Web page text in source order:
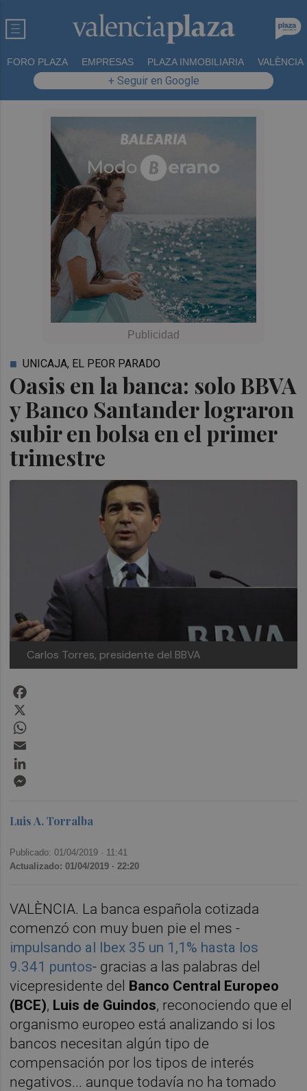
FORO PLAZA EMPRESAS PLAZA INMOBILIARIA VALÈNCIA
+ Seguir en Google
Oasis en la banca: solo BBVA
y Banco Santander lograron
subir en bolsa en el primer
trimestre
UNICAJA, EL PEOR PARADO
Carlos Torres, presidente del BBVA
Luis A. Torralba
Publicado: 01/04/2019 · 11:41
Actualizado: 01/04/2019 · 22:20
VALÈNCIA. La banca española cotizada
comenzó con muy buen pie el mes -
impulsando al Ibex 35 un 1,1% hasta los
9.341 puntos- gracias a las palabras del
vicepresidente del Banco Central Europeo
(BCE), Luis de Guindos, reconociendo que el
organismo europeo está analizando si los
bancos necesitan algún tipo de
compensación por los tipos de interés
negativos... aunque todavía no ha tomado